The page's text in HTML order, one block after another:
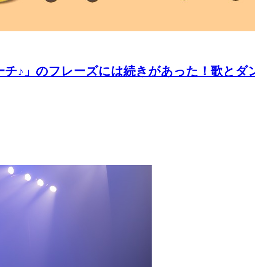
♪」のフレーズには続きがあった！歌と